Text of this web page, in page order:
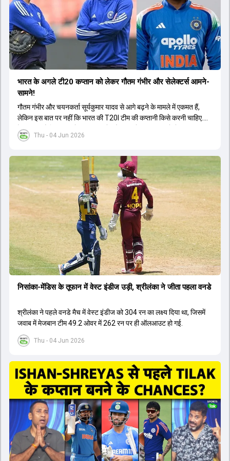
ऑलराउंडर्स पर प्रभाव और भारत-अफगानिस्तान टेस्ट मैच जैसे महत्वपूर्ण विषयों
पर तथ्यात्मक जानकारी साझा की गई है.
Thu - 04 Jun 2026
भारत के अगले टी20 कप्तान को लेकर गौतम गंभीर और सेलेक्टर्स आमने-
सामने!
गौतम गंभीर और चयनकर्ता सूर्यकुमार यादव से आगे बढ़ने के मामले में एकमत हैं,
लेकिन इस बात पर नहीं कि भारत की T20I टीम की कप्तानी किसे करनी चाहिए.
ऐसा लगता है कि गंभीर को नए कप्तान के तौर पर श्रेयस अय्यर को लेकर कुछ
शंकाएं हैं.
Thu - 04 Jun 2026
निसांका-मेंडिस के तूफान में वेस्ट इंडीज उड़ी, श्रीलंका ने जीता पहला वनडे
श्रीलंका ने पहले वनडे मैच में वेस्ट इंडीज को 304 रन का लक्ष्य द‍िया था, जिसमें
जवाब में मेजबान टीम 49.2 ओवर में 262 रन पर ही ऑलआउट हो गई.